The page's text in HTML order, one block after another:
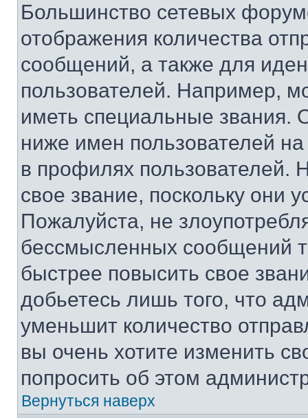
Большинство сетевых
отображения количества
сообщений, а также для
пользователей. Например,
иметь специальные звания.
ниже имен пользователей
в профилях
свое звание, поскольку они
Пожалуйста, не
бессмысленных сообщений
быстрее повысить свое
добьетесь лишь того, что
уменьшит количество
вы очень хотите изменить
попросить об этом
Вернуться наверх